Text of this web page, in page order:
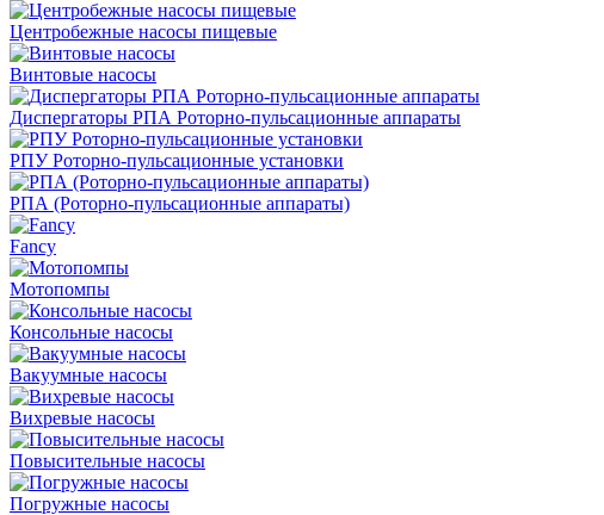
Центробежные насосы пищевые
Винтовые насосы
Диспергаторы РПА Роторно-пульсационные аппараты
РПУ Роторно-пульсационные установки
РПА (Роторно-пульсационные аппараты)
Fancy
Мотопомпы
Консольные насосы
Вакуумные насосы
Вихревые насосы
Повысительные насосы
Погружные насосы